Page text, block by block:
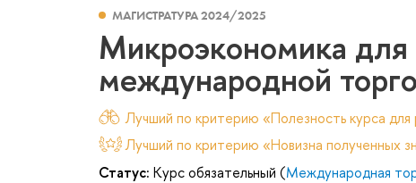
МАГИСТРАТУРА 2024/2025
Микроэкономика для
международной
Лучший по критерию «Полезность курса для
Лучший по критерию «Новизна полученных
Статус: Курс обязательный (Международная